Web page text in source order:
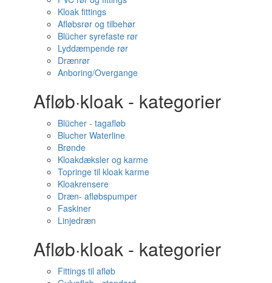
Kloak fittings
Afløbsrør og tilbehør
Blücher syrefaste rør
Lyddæmpende rør
Drænrør
Anboring/Overgange
Afløb·kloak - kategorier
Blücher - tagafløb
Blucher Waterline
Brønde
Kloakdæksler og karme
Topringe til kloak karme
Kloakrensere
Dræn- afløbspumper
Faskiner
Linjedræn
Afløb·kloak - kategorier
Fittings til afløb